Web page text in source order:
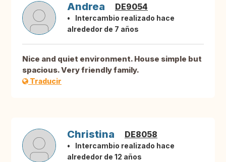
Andrea DE9054
Intercambio realizado hace
alrededor de 7 años
Nice and quiet environment. House simple but
spacious. Very friendly family.
Traducir
Christina DE8058
Intercambio realizado hace
alrededor de 12 años